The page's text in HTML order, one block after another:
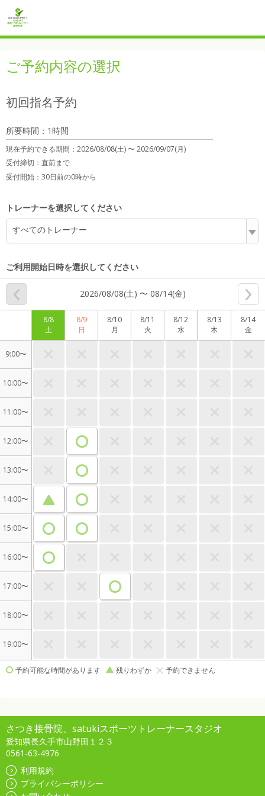
ご予約内容の選択
初回指名予約
所要時間：1時間
現在予約できる期間： 2026/08/08(土) 〜2026/09/07(月)
受付締切： 直前まで
受付開始： 30日前の0時から
トレーナーを選択してください
すべてのトレーナー
ご利用開始日時を選択してください
2026/08/08(土) 〜 08/14(金)
8/8
土
8/9
日
8/10
月
8/11
火
8/12
水
8/13
木
8/14
金
9:00〜
10:00〜
11:00〜
12:00〜
13:00〜
14:00〜
15:00〜
16:00〜
17:00〜
18:00〜
19:00〜
予約可能な時間があります 残りわずか 予約できません
さつき接骨院、satukiスポーツトレーナースタジオ
愛知県長久手市山野田１２３
0561-63-4976
利用規約
プライバシーポリシー